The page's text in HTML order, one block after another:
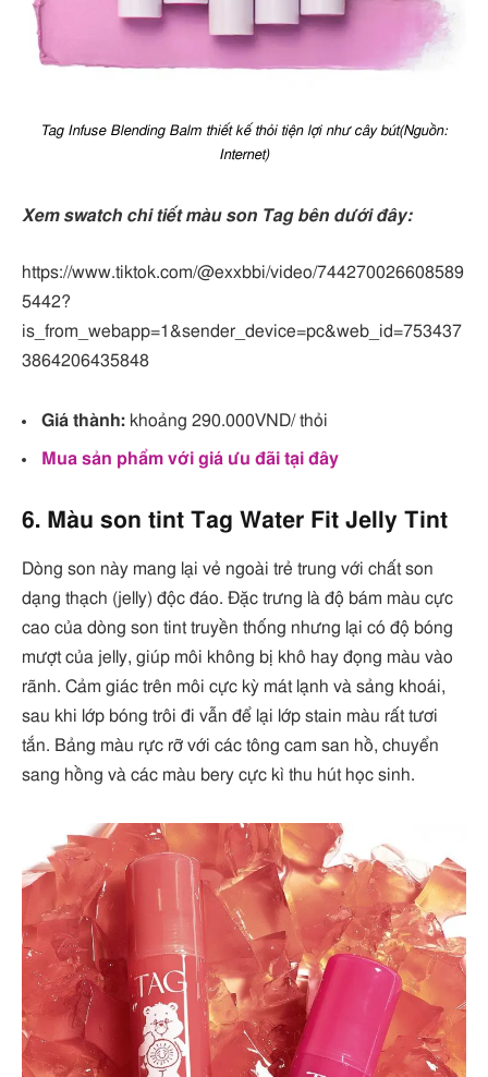
Tag Infuse Blending Balm thiết kế thỏi tiện lợi như cây bút(Nguồn:
Internet)
Xem swatch chi tiết màu son Tag bên dưới đây:
https://www.tiktok.com/@exxbbi/video/744270026608589
5442?
is_from_webapp=1&sender_device=pc&web_id=753437
3864206435848
Giá thành: khoảng 290.000VND/ thỏi
Mua sản phẩm với giá ưu đãi tại đây
6. Màu son tint Tag Water Fit Jelly Tint
Dòng son này mang lại vẻ ngoài trẻ trung với chất son
dạng thạch (jelly) độc đáo. Đặc trưng là độ bám màu cực
cao của dòng son tint truyền thống nhưng lại có độ bóng
mượt của jelly, giúp môi không bị khô hay đọng màu vào
rãnh. Cảm giác trên môi cực kỳ mát lạnh và sảng khoái,
sau khi lớp bóng trôi đi vẫn để lại lớp stain màu rất tươi
tắn. Bảng màu rực rỡ với các tông cam san hồ, chuyển
sang hồng và các màu bery cực kì thu hút học sinh.